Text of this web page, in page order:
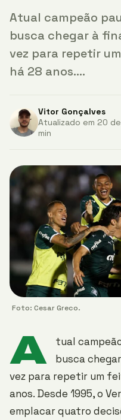
Atual campeão
busca chegar à
vez para repetir
há 28 anos.…
Vitor Gonçalves
Atualizado em 20
min
Foto: Cesar Greco.
A
tual
busca
vez para repetir um
anos. Desde 1995, o
emplacar quatro